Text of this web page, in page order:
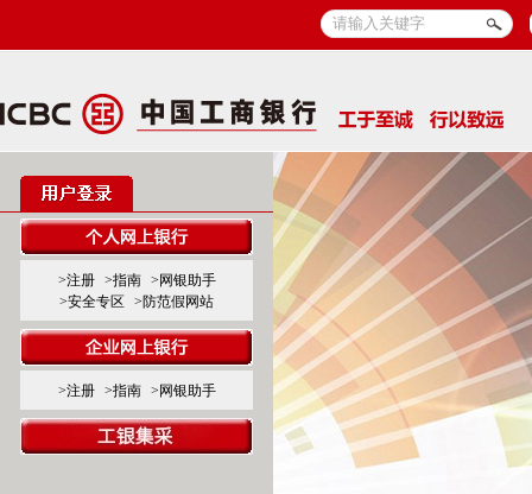
>注册 >指南
>网银助手
>安全专区
>防范假网站
>注册 >指南 >网银助手